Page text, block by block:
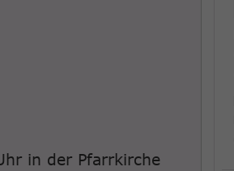
in der Pfarrkirche